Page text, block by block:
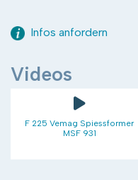
Infos anfordern
Videos
F 225 Vemag Spiessformer
MSF 931